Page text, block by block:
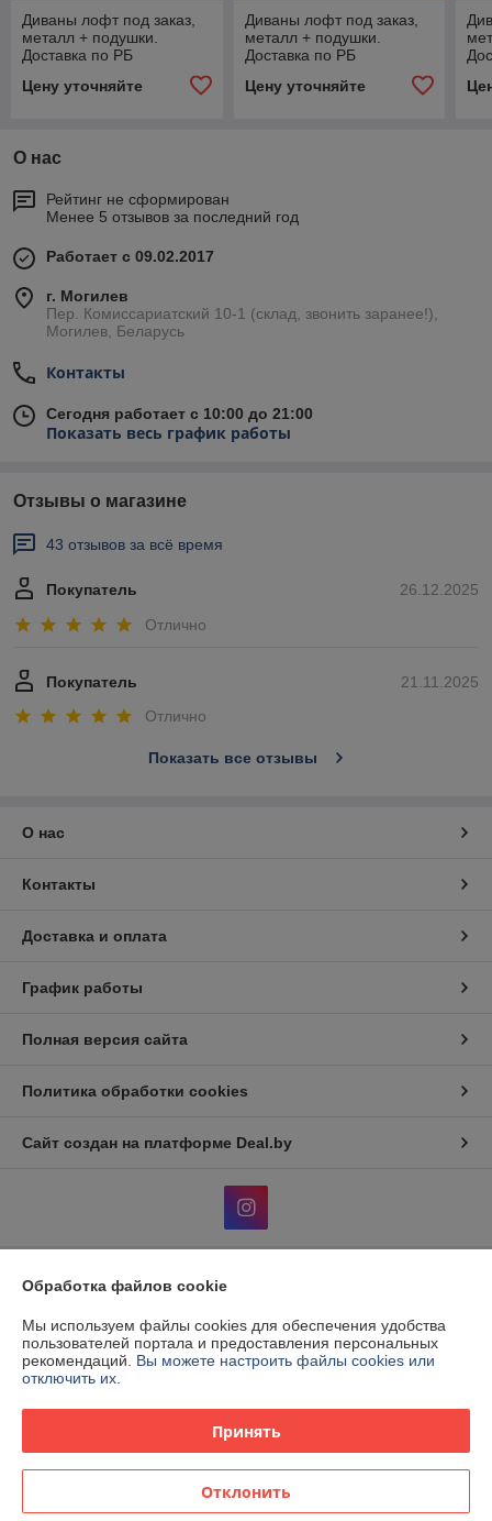
Диваны лофт под заказ,
металл + подушки.
Доставка по РБ
Цену уточняйте
Диваны лофт под заказ,
металл + подушки.
Доставка по РБ
Цену уточняйте
О нас
Рейтинг не сформирован
Менее 5 отзывов за последний год
Работает с 09.02.2017
г. Могилев
Пер. Комиссариатский 10-1 (склад, звонить заранее!),
Могилев, Беларусь
Контакты
Сегодня работает с 10:00 до 21:00
Показать весь график работы
Отзывы о магазине
43 отзывов за всё время
26.12.2025
Покупатель
Отлично
21.11.2025
Покупатель
Отлично
Показать все отзывы
О нас
Контакты
Доставка и оплата
График работы
Полная версия сайта
Политика обработки cookies
Сайт создан на платформе Deal.by
Информация для покупателя
Индивидуальный предприниматель:ИП Продолятченко Денис
Викторович
г. Могилев, ул. Бялыницкого-Бирули д.4, кв.67
г.Могилёва
Дата регистрации компании: 19.10.2022
Обработка файлов cookie
Мы используем файлы cookies для обеспечения удобства
пользователей портала и предоставления персональных
рекомендаций. Вы можете настроить файлы cookies или
отключить их.
Принять
Отклонить